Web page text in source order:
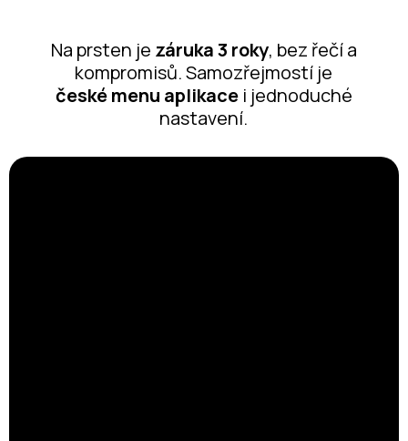
Na prsten je záruka 3 roky, bez řečí a
kompromisů. Samozřejmostí je
české menu aplikacei jednoduché
nastavení.